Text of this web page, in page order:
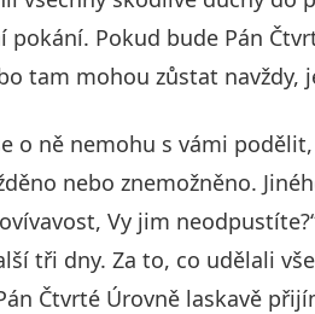
Pokud bude Pán
tam mohou zůstat navždy,
o ně nemohu s vámi
nebo znemožněno.
Vy jim
tři dny. Za to, co udělali
Čtvrté Úrovně laskavě